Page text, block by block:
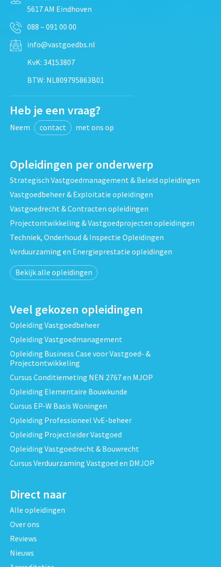
5617 AM Eindhoven
088 – 091 00 00
info@vastgoedbs.nl
KvK: 34153807
BTW: NL809795863B01
Heb je een vraag?
Neem contact met ons op
Opleidingen per onderwerp
Strategisch Vastgoedmanagement & Beleid opleidingen
Vastgoedbeheer & Exploitatie opleidingen
Vastgoedrecht & Contracten opleidingen
Projectontwikkeling & Vastgoedprojecten opleidingen
Techniek, Onderhoud & Inspectie Opleidingen
Verduurzaming en Energieprestatie opleidingen
Bekijk alle opleidingen
Veel gekozen opleidingen
Opleiding Vastgoedbeheer
Opleiding Vastgoedmanagement
Opleiding Business Case voor Vastgoed- &
Projectontwikkeling
Cursus Conditiemeting NEN 2767 en MJOP
Opleiding Elementaire Bouwkunde
Cursus EP-W Basis Woningen
Opleiding Professioneel VvE-beheer
Opleiding Projectleider Vastgoed
Opleiding Vastgoedrecht & Bouwrecht
Cursus Verduurzaming Vastgoed en DMJOP
Direct naar
Alle opleidingen
Over ons
Reviews
Nieuws